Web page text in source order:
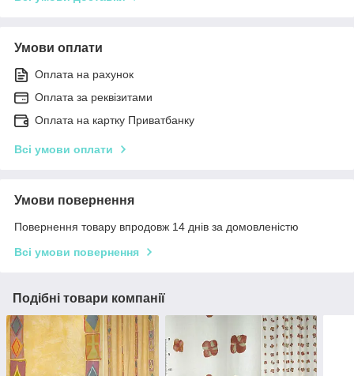
Умови оплати
Оплата на рахунок
Оплата за реквізитами
Оплата на картку Приватбанку
Всі умови оплати
Умови повернення
Повернення товару впродовж 14 днів за домовленістю
Всі умови повернення
Подібні товари компанії